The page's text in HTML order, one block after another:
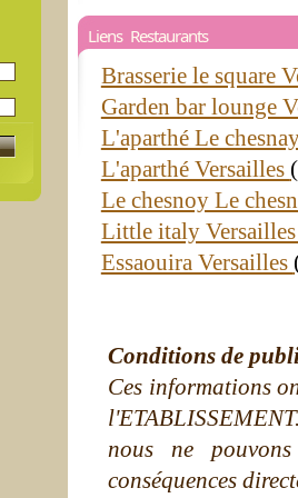
Liens Restaurants
Brasserie le square
Garden bar lounge
L'aparthé Le
L'aparthé Versailles
Le chesnoy Le
Little italy
Essaouira Versailles
Conditions de
Ces informations
nous ne
conséquences